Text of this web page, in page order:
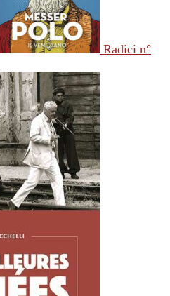
Radici n°